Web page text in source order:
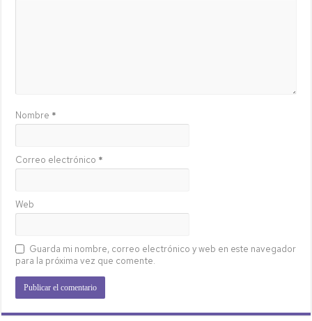
Nombre *
Correo electrónico *
Web
Guarda mi nombre, correo electrónico y web en este navegador
para la próxima vez que comente.